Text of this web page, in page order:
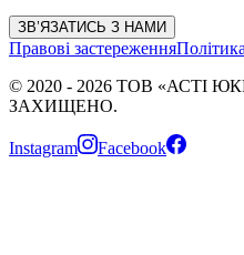
ЗВ’ЯЗАТИСЬ З НАМИ
Правові застереження
© 2020 - 2026 ТОВ «АСТІ
ЗАХИЩЕНО.
Instagram Facebook